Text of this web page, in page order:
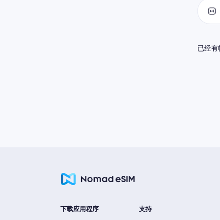
已经有
下载应用程序 支持